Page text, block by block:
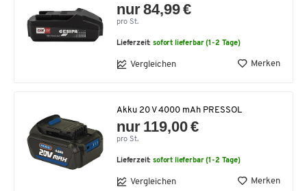
nur 84,99 €
pro St.
Lieferzeit:sofort lieferbar (1-2 Tage)
Vergleichen Merken
Akku 20 V 4000 mAh PRESSOL
nur 119,00 €
pro St.
Lieferzeit:sofort lieferbar (1-2 Tage)
Vergleichen Merken